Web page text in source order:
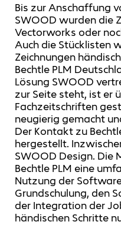
Bis zur Anschaffung
SWOOD wurden die
Vectorworks oder
Auch die Stücklisten
Zeichnungen
Bechtle PLM
Lösung SWOOD
zur Seite steht, ist er
Fachzeitschriften
neugierig gemacht
Der Kontakt zu
hergestellt.
SWOOD Design. Die
Bechtle PLM eine
Nutzung der
Grundschulung, den
der Integration der
händischen Schritte